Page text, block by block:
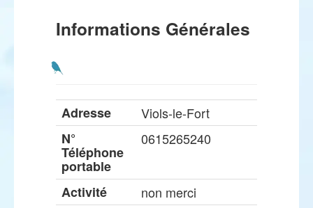
Informations Générales
Adresse
Viols-le-Fort
N°
Téléphone
portable
0615265240
Activité
non merci